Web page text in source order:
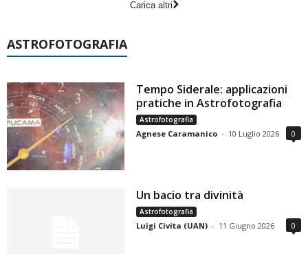
Carica altri
ASTROFOTOGRAFIA
Tempo Siderale: applicazioni
pratiche in Astrofotografia
Astrofotografia
Agnese Caramanico - 10 Luglio 2026 0
Un bacio tra divinità
Astrofotografia
Luigi Civita (UAN) - 11 Giugno 2026 0